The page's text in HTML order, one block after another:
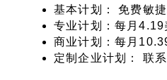
基本计划： 免费敏
专业计划：每月4.19
商业计划：每月
定制企业计划： 联